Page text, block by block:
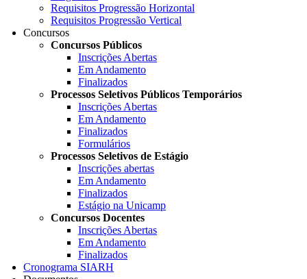
Requisitos Progressão Horizontal
Requisitos Progressão Vertical
Concursos
Concursos Públicos
Inscrições Abertas
Em Andamento
Finalizados
Processos Seletivos Públicos Temporários
Inscrições Abertas
Em Andamento
Finalizados
Formulários
Processos Seletivos de Estágio
Inscrições abertas
Em Andamento
Finalizados
Estágio na Unicamp
Concursos Docentes
Inscrições Abertas
Em Andamento
Finalizados
Cronograma SIARH